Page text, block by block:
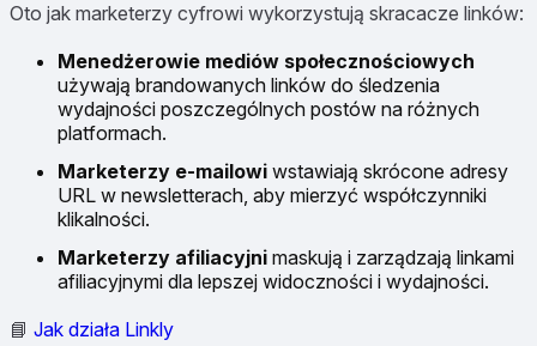
Oto jak marketerzy cyfrowi wykorzystują skracacze linków:
Menedżerowie mediów społecznościowych
używają brandowanych linków do śledzenia
wydajności poszczególnych postów na różnych
platformach.
Marketerzy e-mailowi wstawiają skrócone adresy
URL w newsletterach, aby mierzyć współczynniki
klikalności.
Marketerzy afiliacyjni maskują i zarządzają linkami
afiliacyjnymi dla lepszej widoczności i wydajności.
📘 Jak działa Linkly